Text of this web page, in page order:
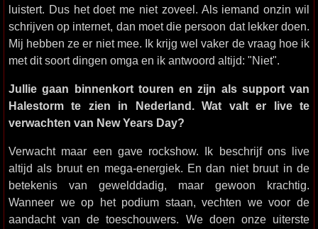
luistert. Dus het doet me niet zoveel. Als iemand onzin wil
schrijven op internet, dan moet die persoon dat lekker doen.
Mij hebben ze er niet mee. Ik krijg wel vaker de vraag hoe ik
met dit soort dingen omga en ik antwoord altijd: "Niet".
Jullie gaan binnenkort touren en zijn als support van
Halestorm te zien in Nederland. Wat valt er live te
verwachten van New Years Day?
Verwacht maar een gave rockshow. Ik beschrijf ons live
altijd als bruut en mega-energiek. En dan niet bruut in de
betekenis van gewelddadig, maar gewoon krachtig.
Wanneer we op het podium staan, vechten we voor de
aandacht van de toeschouwers. We doen onze uiterste